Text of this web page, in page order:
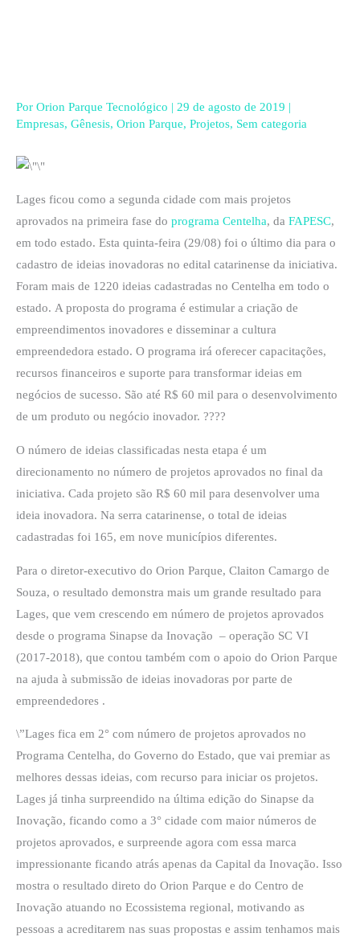
Por Orion Parque Tecnológico | 29 de agosto de 2019 |
Empresas, Gênesis, Orion Parque, Projetos, Sem categoria
Lages ficou como a segunda cidade com mais projetos
aprovados na primeira fase do programa Centelha, da FAPESC,
em todo estado. Esta quinta-feira (29/08) foi o último dia para o
cadastro de ideias inovadoras no edital catarinense da iniciativa.
Foram mais de 1220 ideias cadastradas no Centelha em todo o
estado. A proposta do programa é estimular a criação de
empreendimentos inovadores e disseminar a cultura
empreendedora estado. O programa irá oferecer capacitações,
recursos financeiros e suporte para transformar ideias em
negócios de sucesso. São até R$ 60 mil para o desenvolvimento
de um produto ou negócio inovador. ????
O número de ideias classificadas nesta etapa é um
direcionamento no número de projetos aprovados no final da
iniciativa. Cada projeto são R$ 60 mil para desenvolver uma
ideia inovadora. Na serra catarinense, o total de ideias
cadastradas foi 165, em nove municípios diferentes.
Para o diretor-executivo do Orion Parque, Claiton Camargo de
Souza, o resultado demonstra mais um grande resultado para
Lages, que vem crescendo em número de projetos aprovados
desde o programa Sinapse da Inovação – operação SC VI
(2017-2018), que contou também com o apoio do Orion Parque
na ajuda à submissão de ideias inovadoras por parte de
empreendedores .
\”Lages fica em 2° com número de projetos aprovados no
Programa Centelha, do Governo do Estado, que vai premiar as
melhores dessas ideias, com recurso para iniciar os projetos.
Lages já tinha surpreendido na última edição do Sinapse da
Inovação, ficando como a 3° cidade com maior números de
projetos aprovados, e surpreende agora com essa marca
impressionante ficando atrás apenas da Capital da Inovação. Isso
mostra o resultado direto do Orion Parque e do Centro de
Inovação atuando no Ecossistema regional, motivando as
pessoas a acreditarem nas suas propostas e assim tenhamos mais